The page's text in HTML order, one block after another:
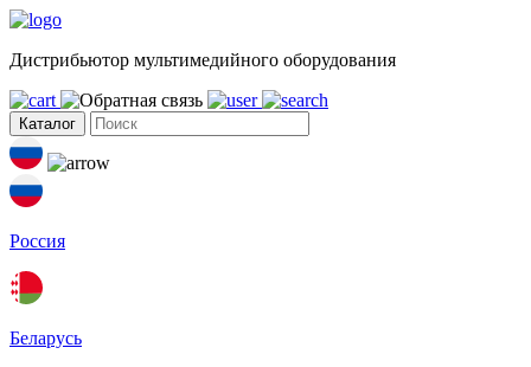
Дистрибьютор мультимедийного оборудования
Каталог
Россия
Беларусь